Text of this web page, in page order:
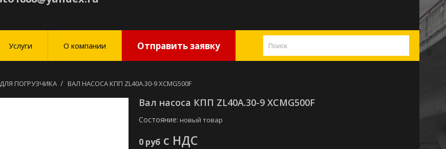
Услуги О компании Отправить заявку
ПОГРУЗЧИКА ВАЛ НАСОСА КПП ZL40A.30-9 XCMG500F
Вал насоса КПП ZL40A.30-9 XCMG500F
Состояние: новый товар
0 руб с НДС